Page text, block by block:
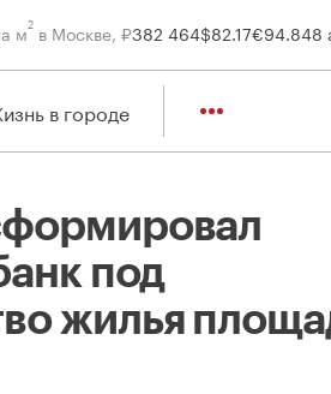
м2 в Москве, ₽382 464$82.17€94.848
в городе
под
жилья